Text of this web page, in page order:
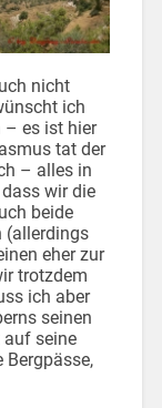
nicht
ich
– es ist hier
tat der
– alles in
wir die
beide
(allerdings
eher zur
trotzdem
ich aber
seinen
auf seine